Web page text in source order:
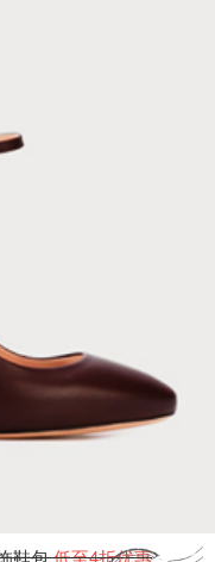
鞋包低至4折优惠